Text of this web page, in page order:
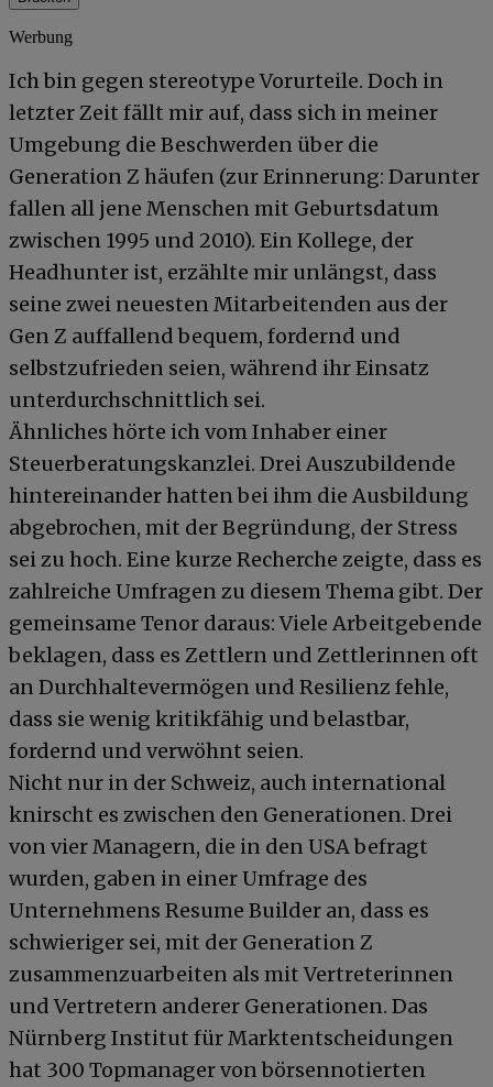
Werbung
Ich bin gegen stereotype Vorurteile. Doch in
letzter Zeit fällt mir auf, dass sich in meiner
Umgebung die Beschwerden über die
Generation Z häufen (zur Erinnerung: Darunter
fallen all jene Menschen mit Geburtsdatum
zwischen 1995 und 2010). Ein Kollege, der
Headhunter ist, erzählte mir unlängst, dass
seine zwei neuesten Mitarbeitenden aus der
Gen Z auffallend bequem, fordernd und
selbstzufrieden seien, während ihr Einsatz
unterdurchschnittlich sei.
Ähnliches hörte ich vom Inhaber einer
Steuerberatungskanzlei. Drei Auszubildende
hintereinander hatten bei ihm die Ausbildung
abgebrochen, mit der Begründung, der Stress
sei zu hoch. Eine kurze Recherche zeigte, dass es
zahlreiche Umfragen zu diesem Thema gibt. Der
gemeinsame Tenor daraus: Viele Arbeitgebende
beklagen, dass es Zettlern und Zettlerinnen oft
an Durchhaltevermögen und Resilienz fehle,
dass sie wenig kritikfähig und belastbar,
fordernd und verwöhnt seien.
Nicht nur in der Schweiz, auch international
knirscht es zwischen den Generationen. Drei
von vier Managern, die in den USA befragt
wurden, gaben in einer Umfrage des
Unternehmens Resume Builder an, dass es
schwieriger sei, mit der Generation Z
zusammenzuarbeiten als mit Vertreterinnen
und Vertretern anderer Generationen. Das
Nürnberg Institut für Marktentscheidungen
hat 300 Topmanager von börsennotierten